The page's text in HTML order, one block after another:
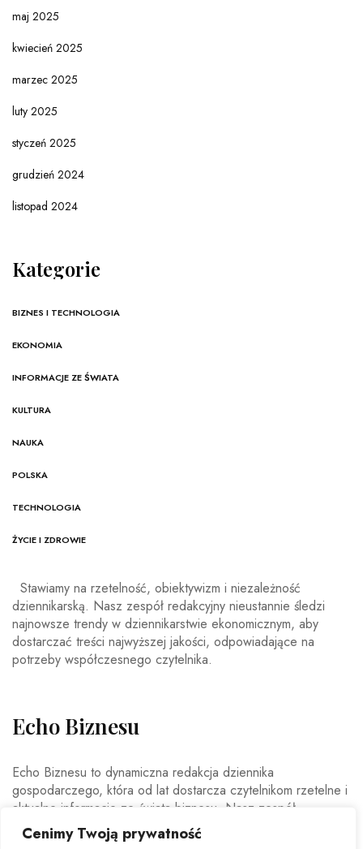
Cenimy Twoją prywatność
maj 2025
kwiecień 2025
marzec 2025
luty 2025
styczeń 2025
grudzień 2024
listopad 2024
Kategorie
BIZNES I TECHNOLOGIA
EKONOMIA
INFORMACJE ZE ŚWIATA
KULTURA
NAUKA
POLSKA
TECHNOLOGIA
ŻYCIE I ZDROWIE
Stawiamy na rzetelność, obiektywizm i niezależność
dziennikarską. Nasz zespół redakcyjny nieustannie śledzi
najnowsze trendy w dziennikarstwie ekonomicznym, aby
dostarczać treści najwyższej jakości, odpowiadające na
potrzeby współczesnego czytelnika.
Echo Biznesu
Echo Biznesu to dynamiczna redakcja dziennika
gospodarczego, która od lat dostarcza czytelnikom rzetelne i
aktualne informacje ze świata biznesu. Nasz zespół
doświadczonych dziennikarzy i ekspertów ekonomicznych
codziennie analizuje najważniejsze wydarzenia rynkowe,